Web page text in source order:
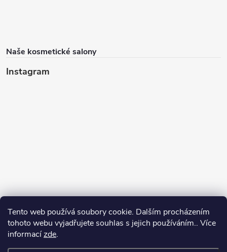
Tento web používá soubory cookie. Dalším procházením
tohoto webu vyjadřujete souhlas s jejich používáním.. Více
informacízde.
Naše kosmetické salony
Instagram